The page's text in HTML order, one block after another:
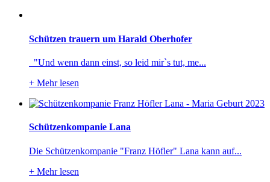
Schützen trauern um Harald Oberhofer
"Und wenn dann einst, so leid mir`s tut, me...
+ Mehr lesen
Schützenkompanie Lana
Die Schützenkompanie "Franz Höfler" Lana kann auf...
+ Mehr lesen